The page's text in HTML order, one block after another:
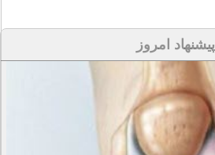
پیشنهاد امروز